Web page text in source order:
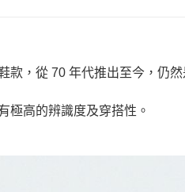
款，從 70 年代推出至今，仍
極高的辨識度及穿搭性。